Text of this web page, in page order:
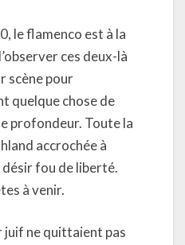
le flamenco est à la
ces deux-là
scène pour
quelque chose de
profondeur. Toute la
accrochée à
désir fou de liberté.
à venir.
juif ne quittaient pas